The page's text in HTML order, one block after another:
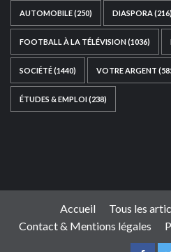
AUTOMOBILE(250) DIASPORA (216)
FOOTBALL À LA TÉLÉVISION(1036)
SOCIÉTÉ(1440) VOTRE ARGENT
ÉTUDES & EMPLOI(238)
Accueil Tous les
Contact & Mentions légales